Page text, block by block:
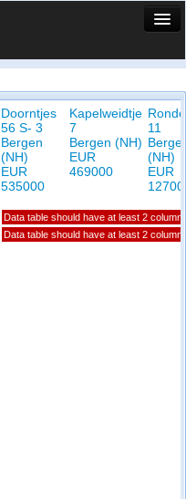
Doorntjes
56 S- 3
Bergen
(NH)
EUR
535000
Kapelweidtje
7
Bergen (NH)
EUR
469000
11
(NH)
EUR
Data table should have at least 2
Data table should have at least 2